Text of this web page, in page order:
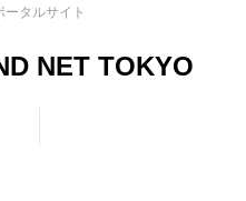
タルサイト
NET TOKYO